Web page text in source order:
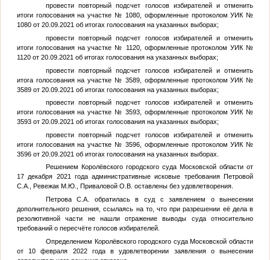
провести повторный подсчет голосов избирателей и отменить
итоги голосования на участке № 1080, оформленные протоколом УИК №
1080 от 20.09.2021 об итогах голосования на указанных выборах;
провести повторный подсчет голосов избирателей и отменить
итоги голосования на участке № 1120, оформленные протоколом УИК №
1120 от 20.09.2021 об итогах голосования на указанных выборах;
провести повторный подсчет голосов избирателей и отменить
итога голосования на участке № 3589, оформленные протоколом УИК №
3589 от 20.09.2021 об итогах голосования на указанных выборах;
провести повторный подсчет голосов избирателей и отменить
итоги голосования на участке № 3593, оформленные протоколом УИК №
3593 от 20.09.2021 об итогах голосования на указанных выборах;
провести повторный подсчет голосов избирателей и отменить
итоги голосования на участке № 3596, оформленные протоколом УИК №
3596 от 20.09.2021 об итогах голосования на указанных выборах.
Решением Королёвского городского суда Московской области от
17 декабря 2021 года административные исковые требования Петровой
С.А., Ревежак М.Ю., Приваловой О.В. оставлены без удовлетворения.
Петрова С.А. обратилась в суд с заявлением о вынесении
дополнительного решения, ссылаясь на то, что при разрешении её дела в
резолютивной части не нашли отражение выводы суда относительно
требований о пересчёте голосов избирателей.
Определением Королёвского городского суда Московской области
от 10 февраля 2022 года в удовлетворении заявления о вынесении